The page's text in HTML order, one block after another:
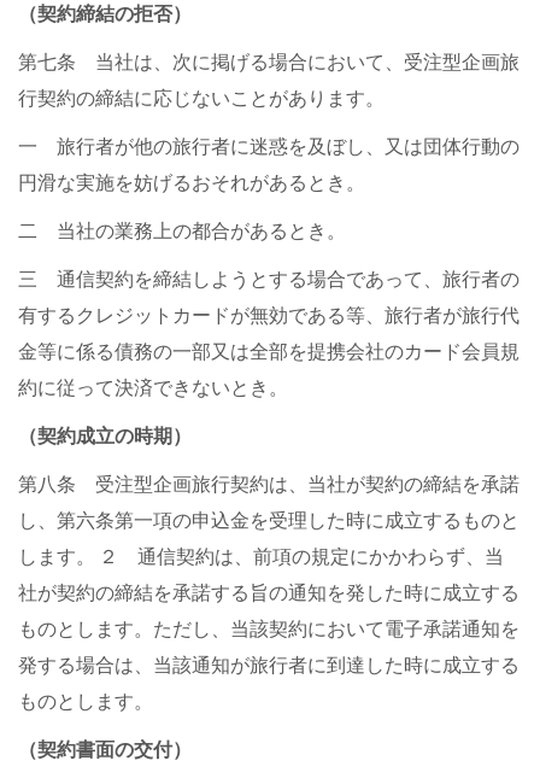
（契約締結の拒否）
第七条 当社は、次に掲げる場合において、受注型企画旅
行契約の締結に応じないことがあります。
一 旅行者が他の旅行者に迷惑を及ぼし、又は団体行動の
円滑な実施を妨げるおそれがあるとき。
二 当社の業務上の都合があるとき。
三 通信契約を締結しようとする場合であって、旅行者の
有するクレジットカードが無効である等、旅行者が旅行代
金等に係る債務の一部又は全部を提携会社のカード会員規
約に従って決済できないとき。
（契約成立の時期）
第八条 受注型企画旅行契約は、当社が契約の締結を承諾
し、第六条第一項の申込金を受理した時に成立するものと
します。 ２ 通信契約は、前項の規定にかかわらず、当
社が契約の締結を承諾する旨の通知を発した時に成立する
ものとします。ただし、当該契約において電子承諾通知を
発する場合は、当該通知が旅行者に到達した時に成立する
ものとします。
（契約書面の交付）